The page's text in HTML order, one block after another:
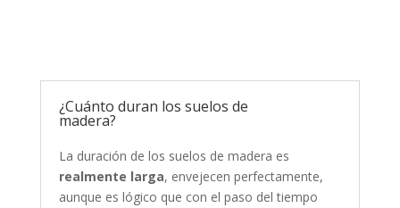
¿Cuánto duran los suelos de
madera?
La duración de los suelos de madera es
realmente larga, envejecen perfectamente,
aunque es lógico que con el paso del tiempo